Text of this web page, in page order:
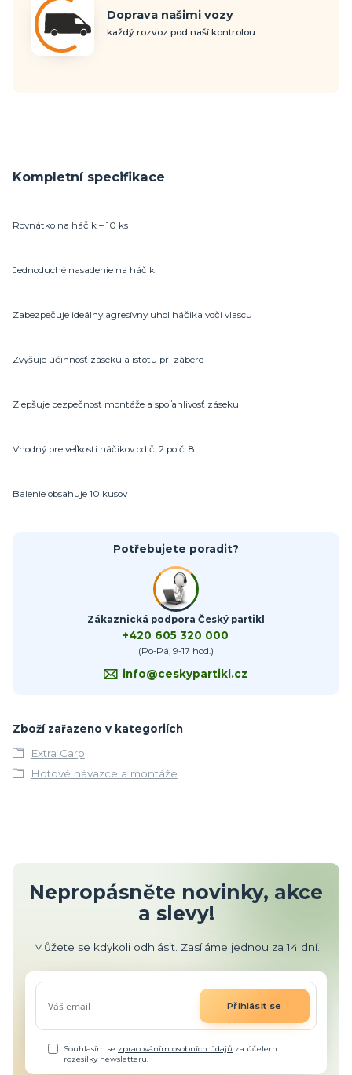
Doprava našimi vozy
každý rozvoz pod naší kontrolou
Kompletní specifikace
Rovnátko na háčik – 10 ks
Jednoduché nasadenie na háčik
Zabezpečuje ideálny agresívny uhol háčika voči vlascu
Zvyšuje účinnosť záseku a istotu pri zábere
Zlepšuje bezpečnosť montáže a spoľahlivosť záseku
Vhodný pre veľkosti háčikov od č. 2 po č. 8
Balenie obsahuje 10 kusov
Potřebujete poradit?
Zákaznická podpora Český partikl
+420 605 320 000
(Po-Pá, 9-17 hod.)
info@ceskypartikl.cz
Zboží zařazeno v kategoriích
Extra Carp
Hotové návazce a montáže
Nepropásněte novinky, akce
a slevy!
Můžete se kdykoli odhlásit. Zasíláme jednou za 14 dní.
Přihlásit se
Souhlasím se zpracováním osobních údajů za účelem
rozesílky newsletteru.